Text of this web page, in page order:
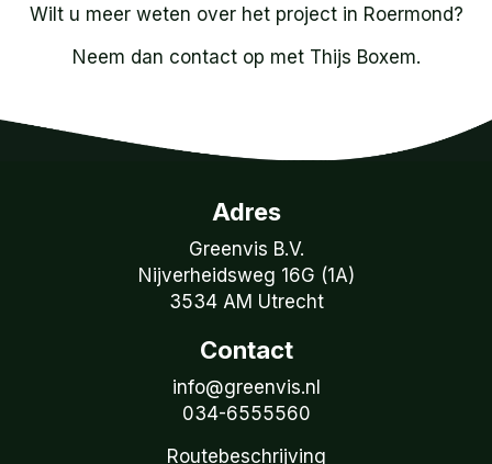
Wilt u meer weten over het project in Roermond?
Neem dan contact op met Thijs Boxem.
Adres
Greenvis B.V.
Nijverheidsweg 16G (1A)
3534 AM Utrecht
Contact
info@greenvis.nl
034-6555560
Routebeschrijving